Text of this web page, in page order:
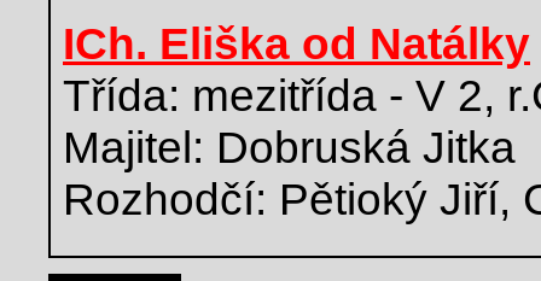
ICh. Eliška od Natálky
Třída: mezitřída - V 2,
Majitel: Dobruská Jitka
Rozhodčí: Pětioký Jiří,